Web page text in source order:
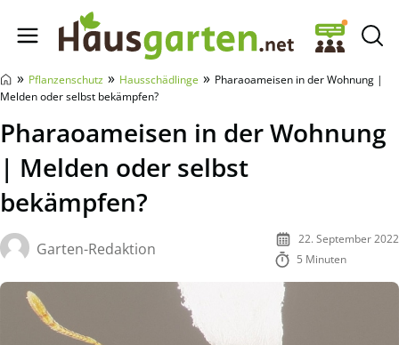
Hausgarten.net
» Pflanzenschutz » Hausschädlinge » Pharaoameisen in der Wohnung |
Melden oder selbst bekämpfen?
Pharaoameisen in der Wohnung
| Melden oder selbst
bekämpfen?
Garten-Redaktion
22. September 2022
5 Minuten